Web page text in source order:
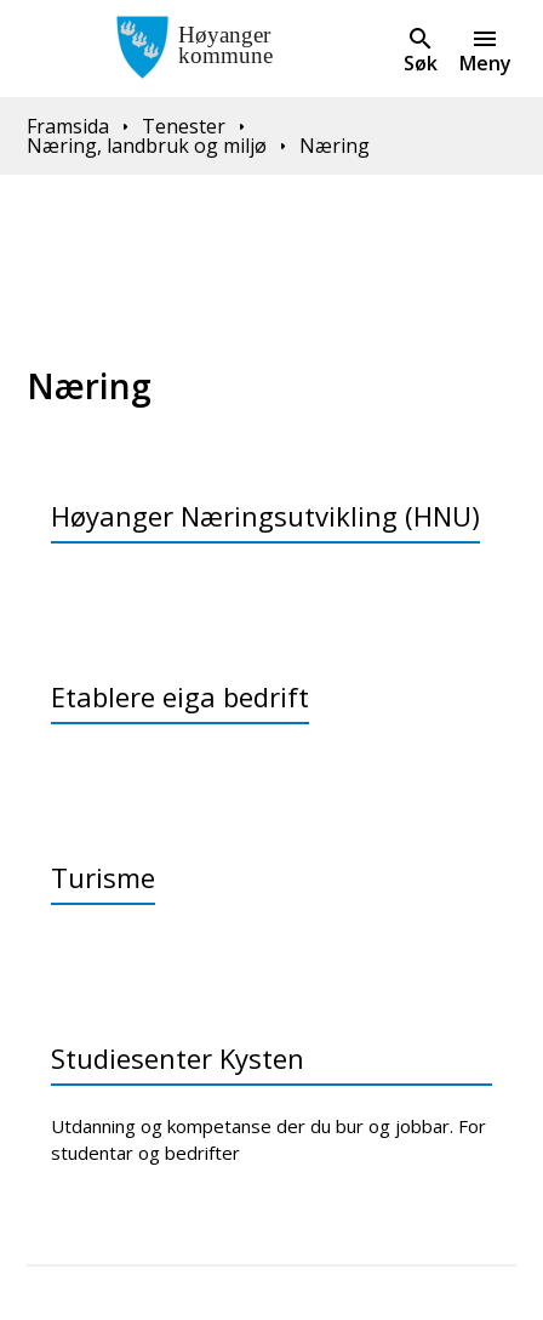
Søk Meny
Du er her:
Framsida Tenester
Næring, landbruk og miljø Næring
Næring
Høyanger Næringsutvikling (HNU)
Etablere eiga bedrift
Turisme
Studiesenter Kysten
Utdanning og kompetanse der du bur og jobbar. For
studentar og bedrifter